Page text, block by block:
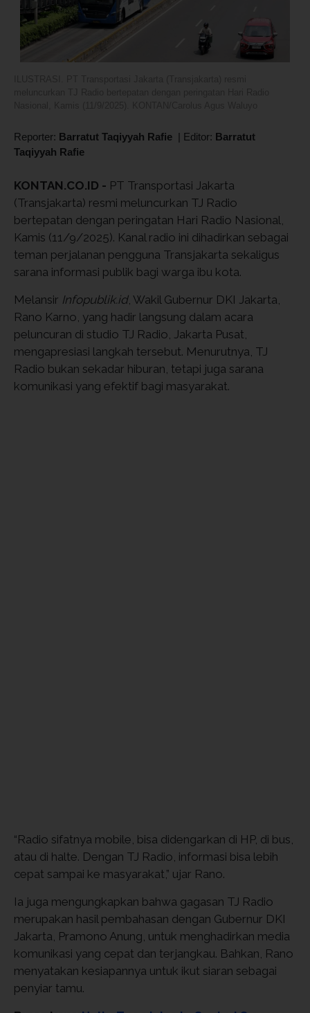
Reporter: Barratut Taqiyyah Rafie | Editor: Barratut
Taqiyyah Rafie
KONTAN.CO.ID - PT Transportasi Jakarta
(Transjakarta) resmi meluncurkan TJ Radio
bertepatan dengan peringatan Hari Radio Nasional,
Kamis (11/9/2025). Kanal radio ini dihadirkan sebagai
teman perjalanan pengguna Transjakarta sekaligus
sarana informasi publik bagi warga ibu kota.
Melansir Infopublik.id, Wakil Gubernur DKI Jakarta,
Rano Karno, yang hadir langsung dalam acara
peluncuran di studio TJ Radio, Jakarta Pusat,
mengapresiasi langkah tersebut. Menurutnya, TJ
Radio bukan sekadar hiburan, tetapi juga sarana
komunikasi yang efektif bagi masyarakat.
“Radio sifatnya mobile, bisa didengarkan di HP, di bus,
atau di halte. Dengan TJ Radio, informasi bisa lebih
cepat sampai ke masyarakat,” ujar Rano.
Ia juga mengungkapkan bahwa gagasan TJ Radio
merupakan hasil pembahasan dengan Gubernur DKI
Jakarta, Pramono Anung, untuk menghadirkan media
komunikasi yang cepat dan terjangkau. Bahkan, Rano
menyatakan kesiapannya untuk ikut siaran sebagai
penyiar tamu.